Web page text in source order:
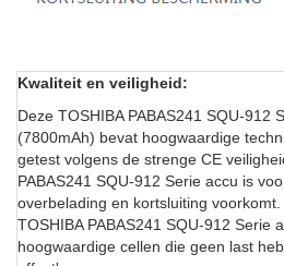
Kwaliteit en veiligheid:
Deze TOSHIBA PABAS241 SQU-912
(7800mAh) bevat hoogwaardige
getest volgens de strenge CE
PABAS241 SQU-912 Serie accu is
overbelading en kortsluiting
TOSHIBA PABAS241 SQU-912 Serie
hoogwaardige cellen die geen last